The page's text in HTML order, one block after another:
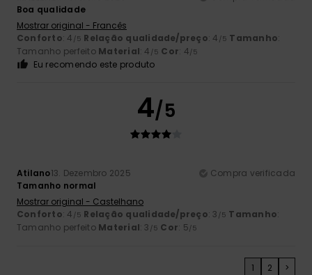
Boa qualidade
Mostrar original - Francês
Conforto: 4 /5 Relação qualidade/preço: 4 /5 Tamanho:
Tamanho perfeito Material: 4 /5 Cor: 4/5
Eu recomendo este produto
4/5
Atilano13. Dezembro 2025
Compra verificada
Tamanho normal
Mostrar original - Castelhano
Conforto: 4 /5 Relação qualidade/preço: 3 /5 Tamanho:
Tamanho perfeito Material: 3 /5 Cor: 5/5
1 2 >